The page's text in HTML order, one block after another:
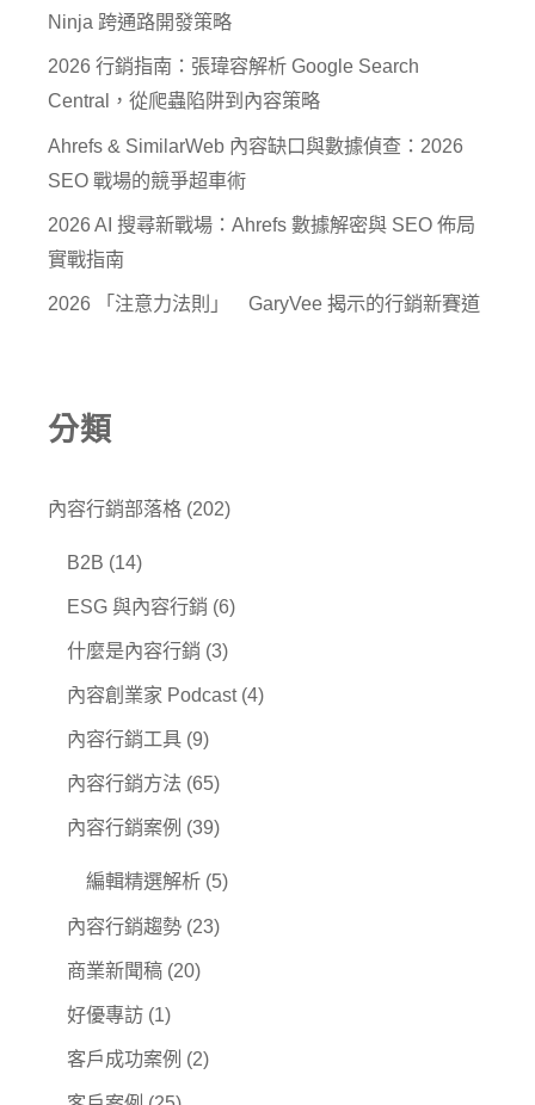
Ninja 跨通路開發策略
2026 行銷指南：張瑋容解析 Google Search
Central，從爬蟲陷阱到內容策略
Ahrefs & SimilarWeb 內容缺口與數據偵查：2026
SEO 戰場的競爭超車術
2026 AI 搜尋新戰場：Ahrefs 數據解密與 SEO 佈局
實戰指南
2026 「注意力法則」 GaryVee 揭示的行銷新賽道
分類
內容行銷部落格 (202)
B2B (14)
ESG 與內容行銷 (6)
什麼是內容行銷 (3)
內容創業家 Podcast(4)
內容行銷工具 (9)
內容行銷方法 (65)
內容行銷案例 (39)
編輯精選解析 (5)
內容行銷趨勢 (23)
商業新聞稿 (20)
好優專訪 (1)
客戶成功案例 (2)